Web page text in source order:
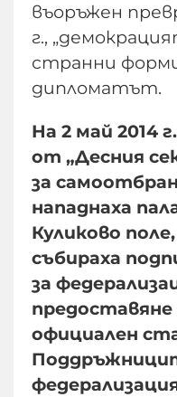
въоръжен
г.,
странни
дипломатът.
На 2 май 2014
от „Десния
за
нападнаха
Куликово
събираха
за
предоставяне
официален